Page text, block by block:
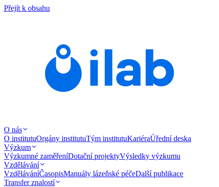
Přejít k obsahu
O nás
O institutuOrgány institutuTým institutuKariéraÚřední deska
Výzkum
Výzkumné zaměřeníDotační projektyVýsledky výzkumu
Vzdělávání
VzděláváníČasopisManuály lázeňské péčeDalší publikace
Transfer znalostí